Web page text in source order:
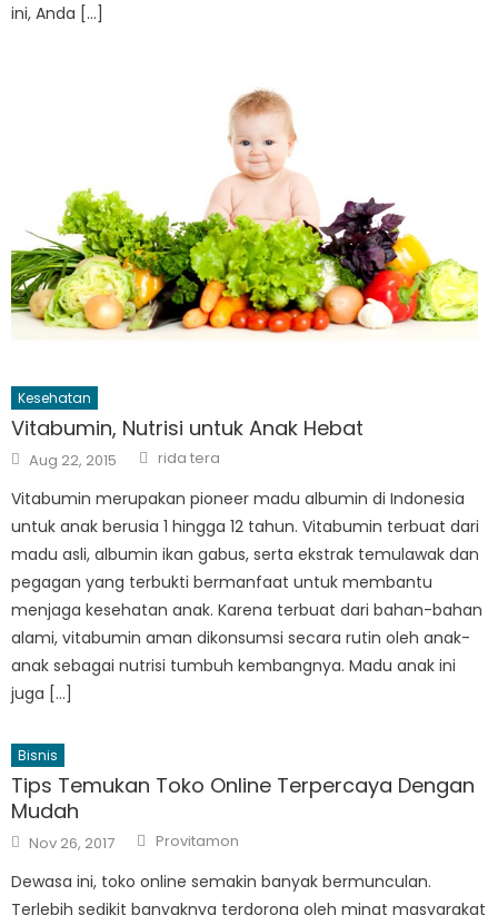
ini, Anda […]
Kesehatan
Vitabumin, Nutrisi untuk Anak Hebat
Posted
on
Aug 22, 2015 Author
rida tera
Vitabumin merupakan pioneer madu albumin di Indonesia
untuk anak berusia 1 hingga 12 tahun. Vitabumin terbuat dari
madu asli, albumin ikan gabus, serta ekstrak temulawak dan
pegagan yang terbukti bermanfaat untuk membantu
menjaga kesehatan anak. Karena terbuat dari bahan-bahan
alami, vitabumin aman dikonsumsi secara rutin oleh anak-
anak sebagai nutrisi tumbuh kembangnya. Madu anak ini
juga […]
Bisnis
Tips Temukan Toko Online Terpercaya Dengan
Mudah
Posted
on
Nov 26, 2017 Author
Provitamon
Dewasa ini, toko online semakin banyak bermunculan.
Terlebih sedikit banyaknya terdorong oleh minat masyarakat